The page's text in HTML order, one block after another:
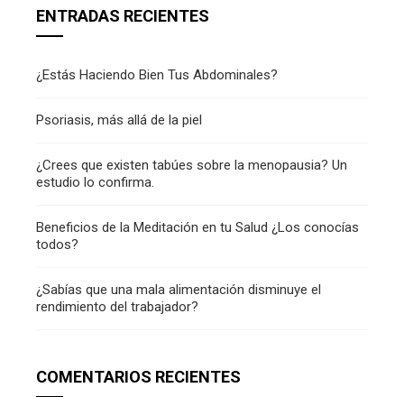
ENTRADAS RECIENTES
¿Estás Haciendo Bien Tus Abdominales?
Psoriasis, más allá de la piel
¿Crees que existen tabúes sobre la menopausia? Un
estudio lo confirma.
Beneficios de la Meditación en tu Salud ¿Los conocías
todos?
¿Sabías que una mala alimentación disminuye el
rendimiento del trabajador?
COMENTARIOS RECIENTES